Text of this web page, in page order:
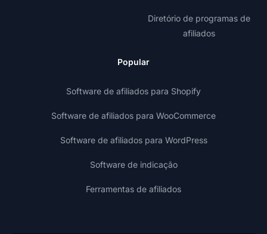
Diretório de programas de
afiliados
Popular
Software de afiliados para Shopify
Software de afiliados para WooCommerce
Software de afiliados para WordPress
Software de indicação
Ferramentas de afiliados